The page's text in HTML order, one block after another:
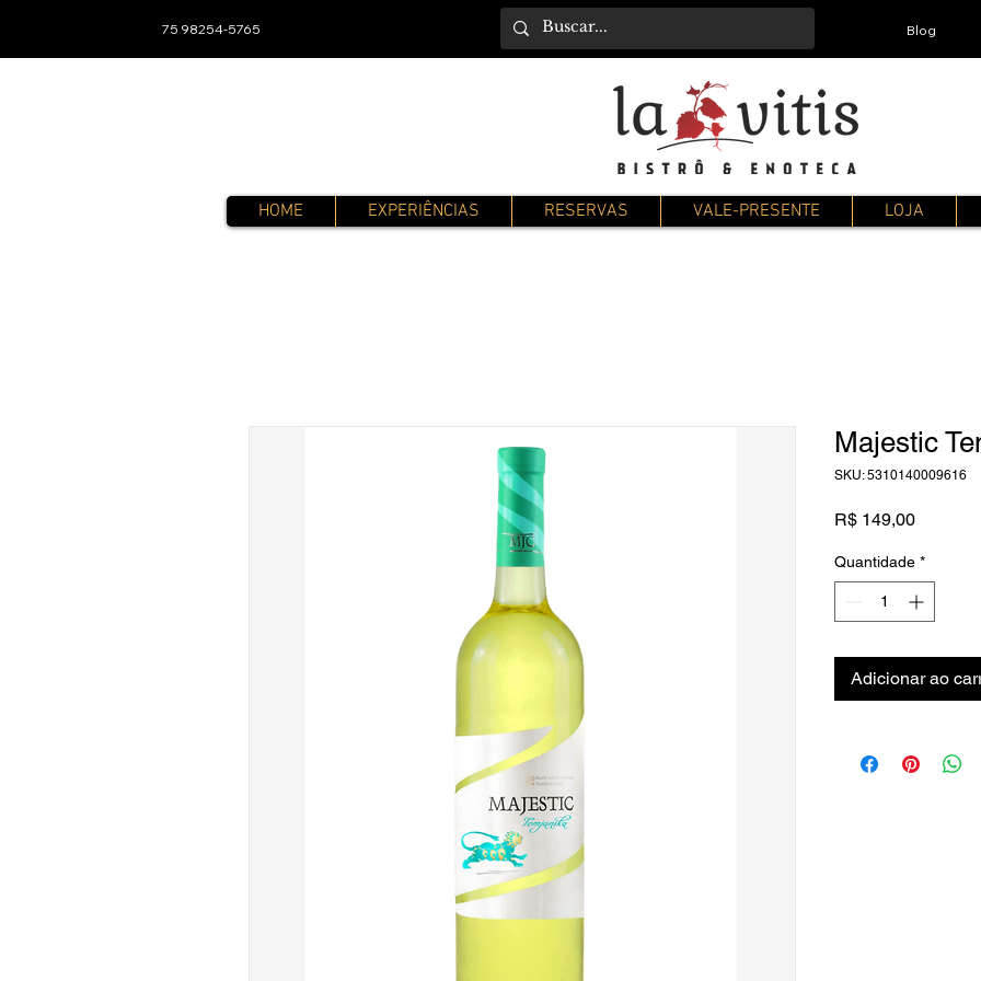
75 98254-5765 Blog
HOME EXPERIÊNCIAS RESERVAS VALE-PRESENTE LOJA
Majestic
SKU: 5310140009616
R$ 149,00Preço
Quantidade *
Adicionar ao